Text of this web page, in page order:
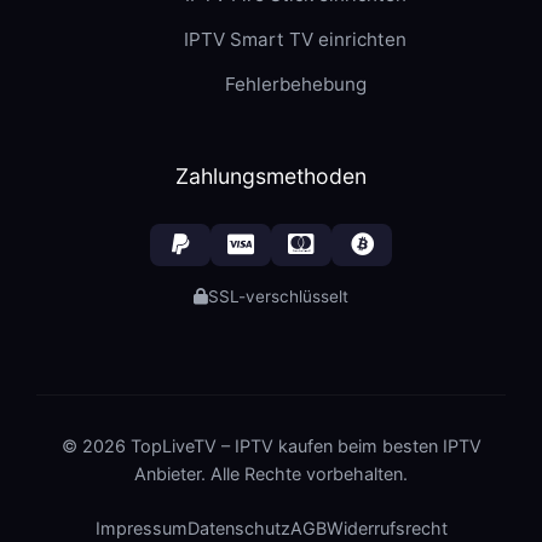
IPTV Smart TV einrichten
Fehlerbehebung
Zahlungsmethoden
SSL-verschlüsselt
© 2026 TopLiveTV – IPTV kaufen beim besten IPTV
Anbieter. Alle Rechte vorbehalten.
ImpressumDatenschutzAGBWiderrufsrecht